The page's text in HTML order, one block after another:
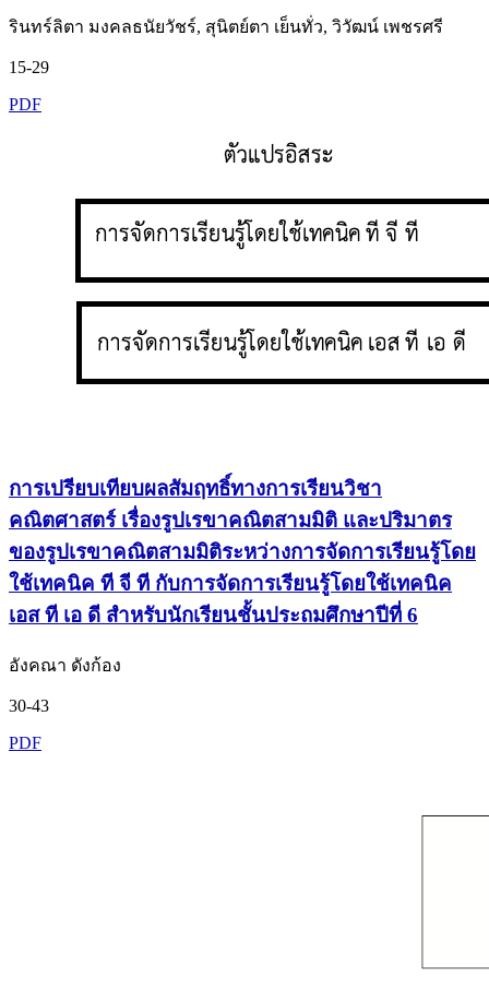
รินทร์ลิตา มงคลธนัยวัชร์, สุนิตย์ตา เย็นทั่ว, วิวัฒน์ เพชรศรี
15-29
PDF
การเปรียบเทียบผลสัมฤทธิ์ทางการเรียนวิชา
คณิตศาสตร์ เรื่องรูปเรขาคณิตสามมิติ และปริมาตร
ของรูปเรขาคณิตสามมิติระหว่างการจัดการเรียนรู้โดย
ใช้เทคนิค ที จี ที กับการจัดการเรียนรู้โดยใช้เทคนิค
เอส ที เอ ดี สำหรับนักเรียนชั้นประถมศึกษาปีที่ 6
อังคณา ดังก้อง
30-43
PDF